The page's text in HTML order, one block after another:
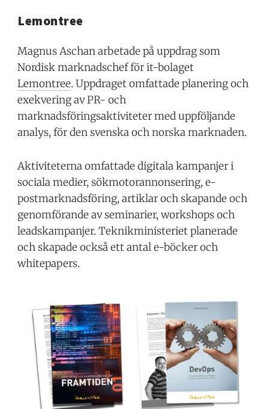
Lemontree
Magnus Aschan arbetade på uppdrag som
Nordisk marknadschef för it-bolaget
Lemontree. Uppdraget omfattade planering och
exekvering av PR- och
marknadsföringsaktiviteter med uppföljande
analys, för den svenska och norska marknaden.
Aktiviteterna omfattade digitala kampanjer i
sociala medier, sökmotorannonsering, e-
postmarknadsföring, artiklar och skapande och
genomförande av seminarier, workshops och
leadskampanjer. Teknikministeriet planerade
och skapade också ett antal e-böcker och
whitepapers.